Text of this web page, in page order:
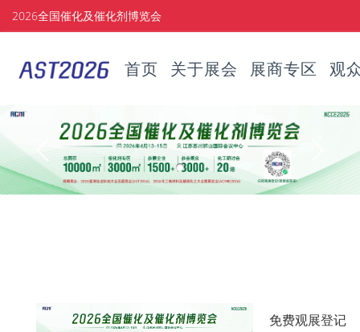
2026全国催化及催化剂博览会
首页 关于展会 展商专区 观
免费观展登记